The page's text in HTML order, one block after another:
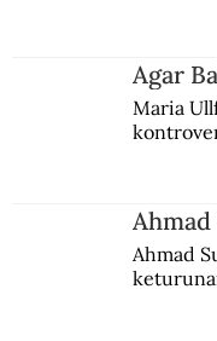
Agar
Maria
Ahmad